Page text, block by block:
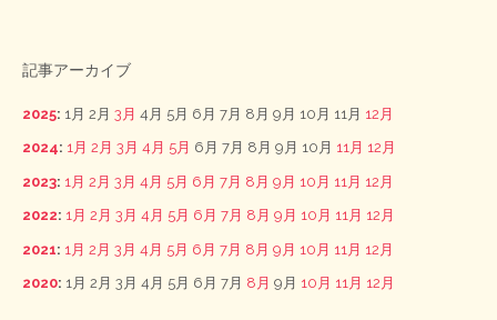
記事アーカイブ
2025: 1月 2月 3月 4月 5月 6月 7月 8月 9月 10月 11月 12月
2024: 1月 2月 3月 4月 5月 6月 7月 8月 9月 10月 11月 12月
2023: 1月 2月 3月 4月 5月 6月 7月 8月 9月 10月 11月 12月
2022: 1月 2月 3月 4月 5月 6月 7月 8月 9月 10月 11月 12月
2021: 1月 2月 3月 4月 5月 6月 7月 8月 9月 10月 11月 12月
2020: 1月 2月 3月 4月 5月 6月 7月 8月 9月 10月 11月 12月